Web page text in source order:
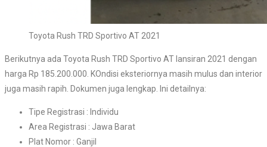
Toyota Rush TRD Sportivo AT 2021
Berikutnya ada Toyota Rush TRD Sportivo AT lansiran 2021 dengan
harga Rp 185.200.000. KOndisi eksteriornya masih mulus dan interior
juga masih rapih. Dokumen juga lengkap. Ini detailnya:
Tipe Registrasi : Individu
Area Registrasi : Jawa Barat
Plat Nomor : Ganjil